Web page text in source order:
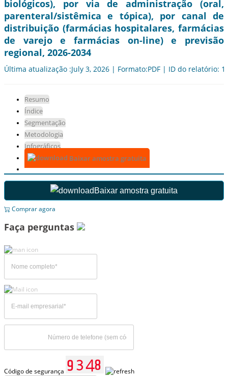
biológicos), por via de administração (oral,
parenteral/sistêmica e tópica), por canal de
distribuição (farmácias hospitalares, farmácias
de varejo e farmácias on-line) e previsão
regional, 2026-2034
Última atualização :July 3, 2026 | Formato:PDF | ID do relatório:
Resumo
Índice
Segmentação
Metodologia
Infográficos
Baixar amostra gratuita
Baixar amostra gratuita
Comprar agora
Faça perguntas
Código de segurança